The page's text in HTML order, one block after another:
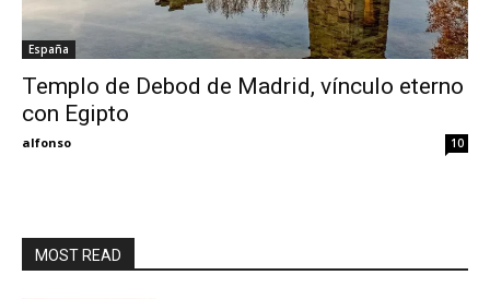
España
Templo de Debod de Madrid, vínculo eterno
con Egipto
alfonso 10
MOST READ